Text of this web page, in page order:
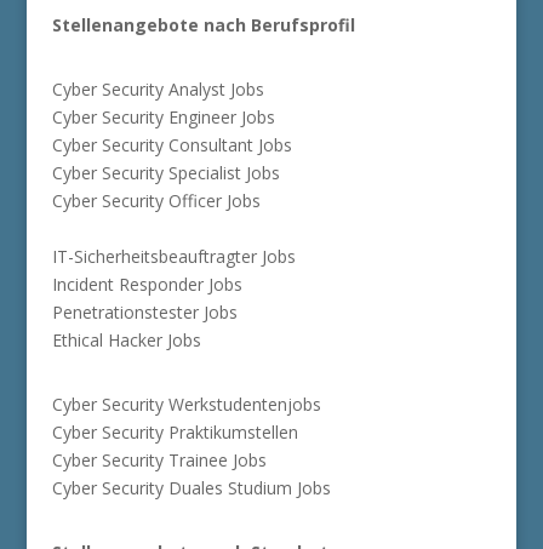
Stellenangebote nach Berufsprofil
Cyber Security Analyst Jobs
Cyber Security Engineer Jobs
Cyber Security Consultant Jobs
Cyber Security Specialist Jobs
Cyber Security Officer Jobs
IT-Sicherheitsbeauftragter Jobs
Incident Responder Jobs
Penetrationstester Jobs
Ethical Hacker Jobs
Cyber Security Werkstudentenjobs
Cyber Security Praktikumstellen
Cyber Security Trainee Jobs
Cyber Security Duales Studium Jobs